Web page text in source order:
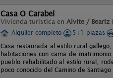
Casa O Carabel
Vivienda turística en Alvite / Beariz
Alquiler completo
5+1 plazas
Casa restaurada al estilo rural
habitaciones con cama de
pueblo rehabilitado al estilo rural,
poco conocido del Camino de Santiago